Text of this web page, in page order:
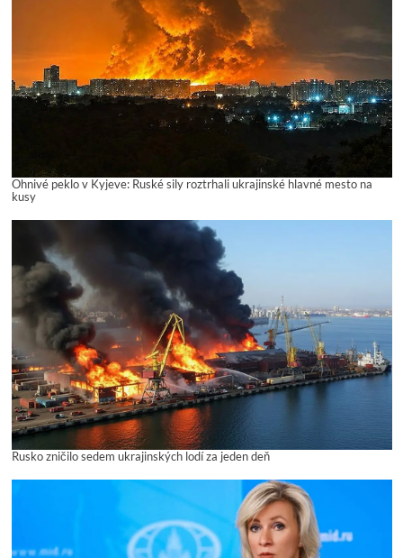
Ohnivé peklo v Kyjeve: Ruské sily roztrhali ukrajinské hlavné mesto na
kusy
Rusko zničilo sedem ukrajinských lodí za jeden deň